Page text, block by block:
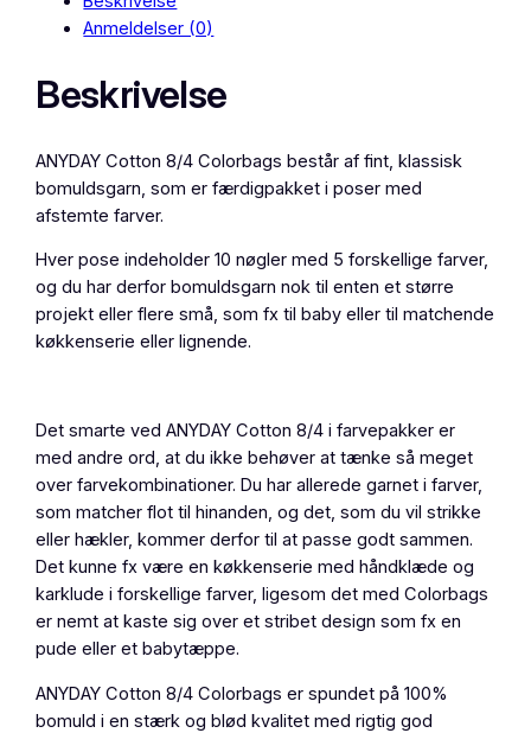
n
8
/
4
C
o
l
b
,
1
p
a
k
Anmeldelser (0)
Beskrivelse
ANYDAY Cotton 8/4 Colorbags består af fint, klassisk
bomuldsgarn, som er færdigpakket i poser med
afstemte farver.
Hver pose indeholder 10 nøgler med 5 forskellige farver,
og du har derfor bomuldsgarn nok til enten et større
projekt eller flere små, som fx til baby eller til matchende
køkkenserie eller lignende.
Det smarte ved ANYDAY Cotton 8/4 i farvepakker er
med andre ord, at du ikke behøver at tænke så meget
over farvekombinationer. Du har allerede garnet i farver,
som matcher flot til hinanden, og det, som du vil strikke
eller hækler, kommer derfor til at passe godt sammen.
Det kunne fx være en køkkenserie med håndklæde og
karklude i forskellige farver, ligesom det med Colorbags
er nemt at kaste sig over et stribet design som fx en
pude eller et babytæppe.
ANYDAY Cotton 8/4 Colorbags er spundet på 100%
bomuld i en stærk og blød kvalitet med rigtig god